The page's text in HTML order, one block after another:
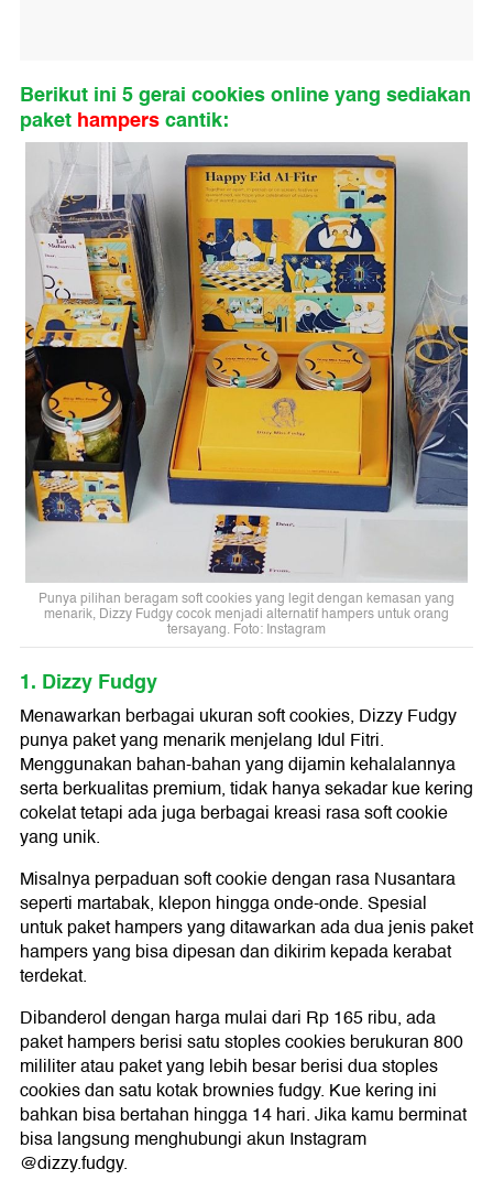
Berikut ini 5 gerai cookies online yang sediakan
paket hamperscantik:
Punya pilihan beragam soft cookies yang legit dengan kemasan yang
menarik, Dizzy Fudgy cocok menjadi alternatif hampers untuk orang
tersayang. Foto: Instagram
1. Dizzy Fudgy
Menawarkan berbagai ukuran soft cookies, Dizzy Fudgy
punya paket yang menarik menjelang Idul Fitri.
Menggunakan bahan-bahan yang dijamin kehalalannya
serta berkualitas premium, tidak hanya sekadar kue kering
cokelat tetapi ada juga berbagai kreasi rasa soft cookie
yang unik.
Misalnya perpaduan soft cookie dengan rasa Nusantara
seperti martabak, klepon hingga onde-onde. Spesial
untuk paket hampers yang ditawarkan ada dua jenis paket
hampers yang bisa dipesan dan dikirim kepada kerabat
terdekat.
Dibanderol dengan harga mulai dari Rp 165 ribu, ada
paket hampers berisi satu stoples cookies berukuran 800
mililiter atau paket yang lebih besar berisi dua stoples
cookies dan satu kotak brownies fudgy. Kue kering ini
bahkan bisa bertahan hingga 14 hari. Jika kamu berminat
bisa langsung menghubungi akun Instagram
@dizzy.fudgy.